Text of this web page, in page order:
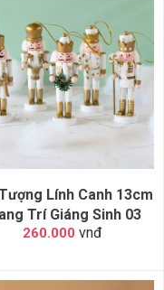
Lính Canh 13cm
Trí Giáng Sinh 03
260.000 vnđ